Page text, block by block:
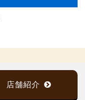
店舗紹介